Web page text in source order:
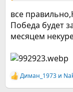
все
Победа будет
месяцем
Р
е
Диман_1973 и